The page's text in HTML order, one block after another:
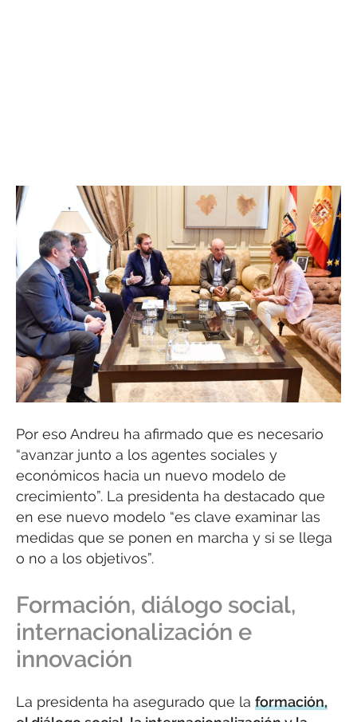
Por eso Andreu ha afirmado que es necesario
“avanzar junto a los agentes sociales y
económicos hacia un nuevo modelo de
crecimiento”. La presidenta ha destacado que
en ese nuevo modelo “es clave examinar las
medidas que se ponen en marcha y si se llega
o no a los objetivos”.
Formación, diálogo social,
internacionalización e
innovación
La presidenta ha asegurado que la formación,